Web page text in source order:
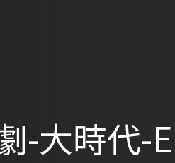
-大時代-